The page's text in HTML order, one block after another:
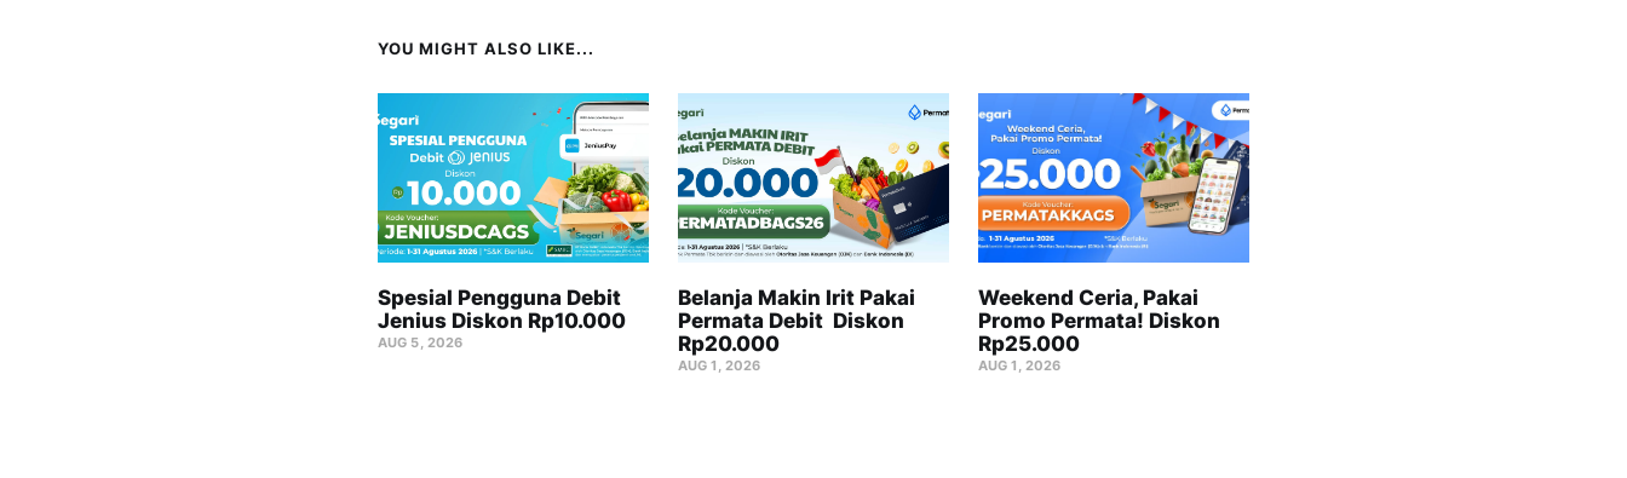
YOU MIGHT ALSO LIKE...
Spesial Pengguna Debit
Jenius Diskon Rp10.000
AUG 5, 2026
Belanja Makin Irit Pakai
Permata Debit Diskon
Rp20.000
AUG 1, 2026
Weekend Ceria, Pakai
Promo Permata! Diskon
Rp25.000
AUG 1, 2026